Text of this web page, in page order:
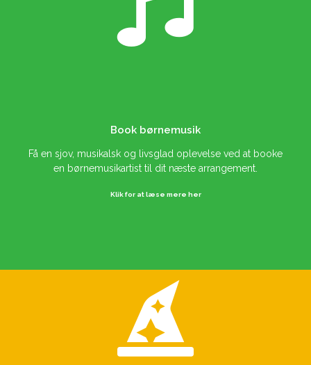
Book børnemusik
Få en sjov, musikalsk og livsglad oplevelse ved at booke
en børnemusikartist til dit næste arrangement.
Klik for at læse mere her